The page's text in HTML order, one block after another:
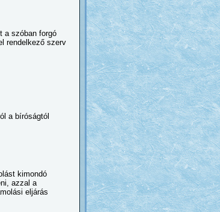
a szóban forgó
rendelkező szerv
a bíróságtól
kimondó
azzal a
eljárás